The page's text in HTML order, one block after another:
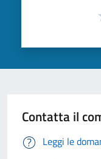
Contatta il
Leggi le